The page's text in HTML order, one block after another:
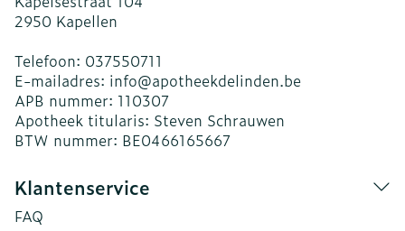
2950 Kapellen
Telefoon: 037550711
E-mailadres: info@apotheekdelinden.be
APB nummer: 110307
Apotheek titularis: Steven Schrauwen
BTW nummer: BE0466165667
Klantenservice
FAQ